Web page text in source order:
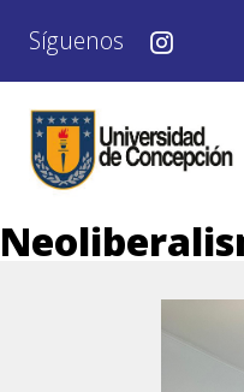
Síguenos